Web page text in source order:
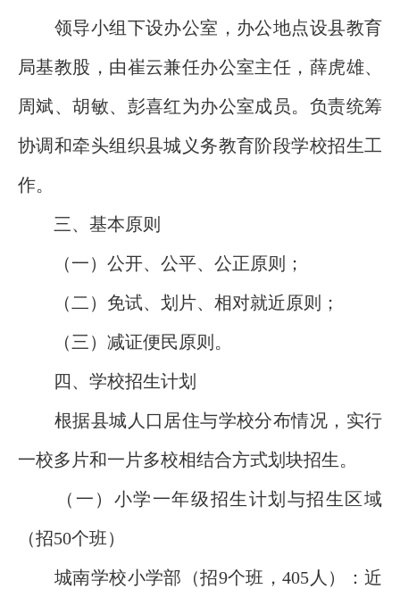
领导小组下设办公室，办公地点设县教育
局基教股，由崔云兼任办公室主任，薛虎雄、
周斌、胡敏、彭喜红为办公室成员。负责统筹
协调和牵头组织县城义务教育阶段学校招生工
作。
三、基本原则
（一）公开、公平、公正原则；
（二）免试、划片、相对就近原则；
（三）减证便民原则。
四、学校招生计划
根据县城人口居住与学校分布情况，实行
一校多片和一片多校相结合方式划块招生。
（一）小学一年级招生计划与招生区域
（招50个班）
城南学校小学部（招9个班，405人）：近